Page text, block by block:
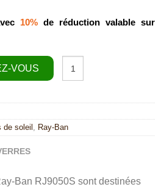
10% de réduction valable sur
VOUS
quantité
de soleil Ray-Ban
Ban RJ9050S sont destinées